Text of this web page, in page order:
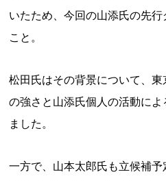
いたため、今回の山添氏の先
こと。
松田氏はその背景について、
の強さと山添氏個人の活動に
ました。
一方で、山本太郎氏も立候補